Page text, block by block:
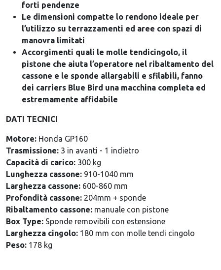
forti pendenze
Le dimensioni compatte lo rendono ideale per
l’utilizzo su terrazzamenti ed aree con spazi di
manovra limitati
Accorgimenti quali le molle tendicingolo, il
pistone che aiuta l’operatore nel ribaltamento del
cassone e le sponde allargabili e sfilabili, fanno
dei carriers Blue Bird una macchina completa ed
estremamente affidabile
DATI TECNICI
Motore: Honda GP160
Trasmissione: 3 in avanti - 1 indietro
Capacità di carico: 300 kg
Lunghezza cassone: 910-1040 mm
Larghezza cassone: 600-860 mm
Profondità cassone: 204mm + sponde
Ribaltamento cassone: manuale con pistone
Box Type: Sponde removibili con estensione
Larghezza cingolo: 180 mm con molle tendi cingolo
Peso: 178 kg